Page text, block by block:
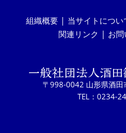
組織概要 当サイトについ
関連リンク
お
〒998-0042 山形県酒
TEL：0234-